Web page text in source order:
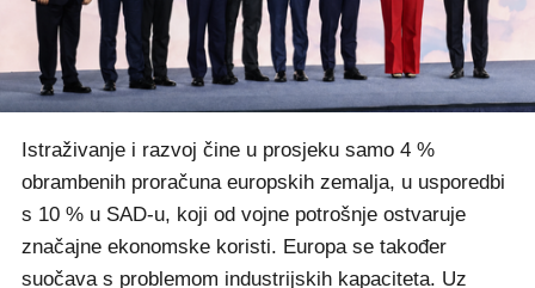
Istraživanje i razvoj čine u prosjeku samo 4 %
obrambenih proračuna europskih zemalja, u usporedbi
s 10 % u SAD-u, koji od vojne potrošnje ostvaruje
značajne ekonomske koristi. Europa se također
suočava s problemom industrijskih kapaciteta. Uz